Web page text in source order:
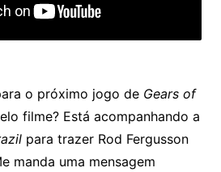
o próximo jogo de Gears of
filme? Está acompanhando a
para trazer Rod Fergusson
manda uma mensagem